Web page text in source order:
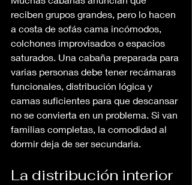
reciben grupos grandes, pero lo hacen
a costa de sofás cama incómodos,
colchones improvisados o espacios
saturados. Una cabaña preparada para
varias personas debe tener recámaras
funcionales, distribución lógica y
camas suficientes para que descansar
no se convierta en un problema. Si van
familias completas, la comodidad al
dormir deja de ser secundaria.
La distribución interior